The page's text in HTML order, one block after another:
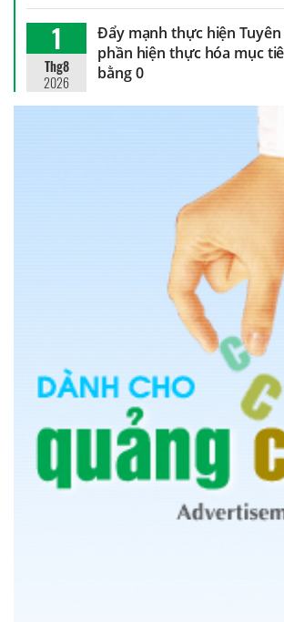
1
Thg8
2026
Đẩy mạnh thực hiện Tuyên
phần hiện thực hóa mục
bằng 0